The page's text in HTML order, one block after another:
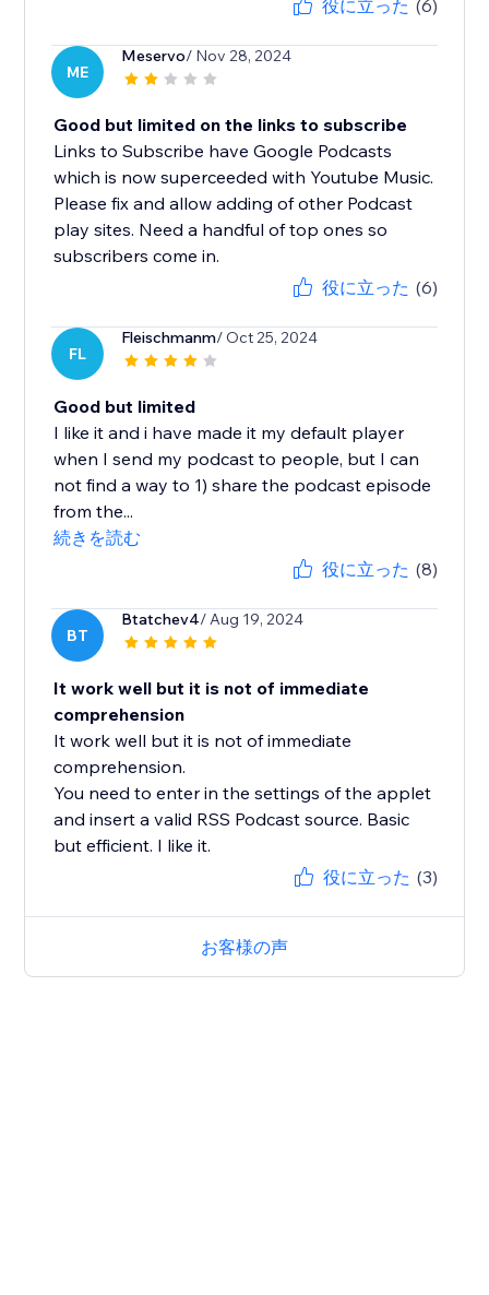
役に立った (6)
ME
Meservo/ Nov 28, 2024
Good but limited on the links to subscribe
Links to Subscribe have Google Podcasts
which is now superceeded with Youtube Music.
Please fix and allow adding of other Podcast
play sites. Need a handful of top ones so
subscribers come in.
役に立った (6)
FL
Fleischmanm/ Oct 25, 2024
Good but limited
I like it and i have made it my default player
when I send my podcast to people, but I can
not find a way to 1) share the podcast episode
from the...
続きを読む
役に立った (8)
BT
Btatchev4/ Aug 19, 2024
It work well but it is not of immediate
comprehension
It work well but it is not of immediate
comprehension.
You need to enter in the settings of the applet
and insert a valid RSS Podcast source. Basic
but efficient. I like it.
役に立った (3)
お客様の声